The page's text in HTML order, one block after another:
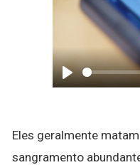
Play
Eles geralmente
sangramento